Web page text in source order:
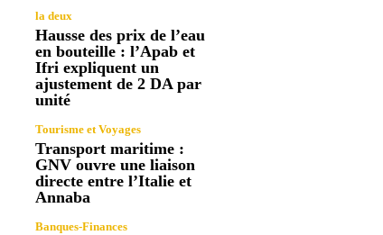
la deux
Hausse des prix de l’eau
en bouteille : l’Apab et
Ifri expliquent un
ajustement de 2 DA par
unité
Tourisme et Voyages
Transport maritime :
GNV ouvre une liaison
directe entre l’Italie et
Annaba
Banques-Finances